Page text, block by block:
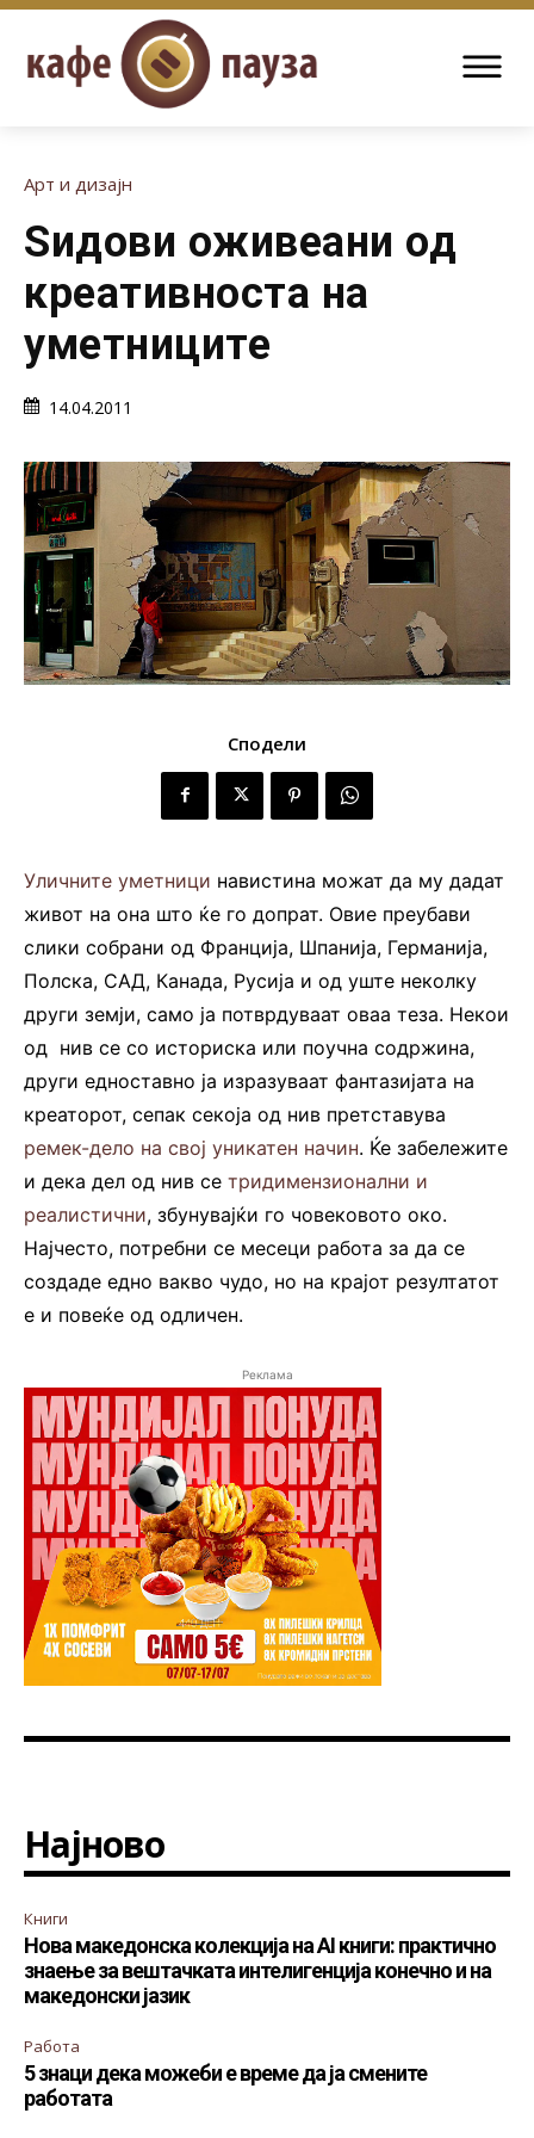
Арт и дизајн
Ѕидови оживеани од
креативноста на
уметниците
14.04.2011
Сподели
Уличните уметници навистина можат да му дадат
живот на она што ќе го допрат. Овие преубави
слики собрани од Франција, Шпанија, Германија,
Полска, САД, Канада, Русија и од уште неколку
други земји, само ја потврдуваат оваа теза. Некои
од нив се со историска или поучна содржина,
други едноставно ја изразуваат фантазијата на
креаторот, сепак секоја од нив претставува
ремек-дело на свој уникатен начин. Ќе забележите
и дека дел од нив се тридимензионални и
реалистични, збунувајќи го човековото око.
Најчесто, потребни се месеци работа за да се
создаде едно вакво чудо, но на крајот резултатот
е и повеќе од одличен.
Реклама
Најново
Книги
Нова македонска колекција на AI книги: практично
знаење за вештачката интелигенција конечно и на
македонски јазик
Работа
5 знаци дека можеби е време да ја смените
работата